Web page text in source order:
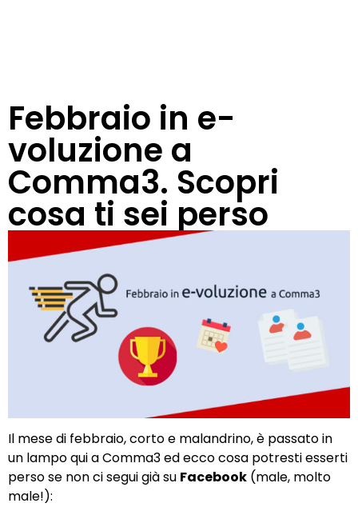
Febbraio in e-
voluzione a
Comma3. Scopri
cosa ti sei perso
Il mese di febbraio, corto e malandrino, è passato in
un lampo qui a Comma3 ed ecco cosa potresti esserti
perso se non ci segui già su Facebook (male, molto
male!):